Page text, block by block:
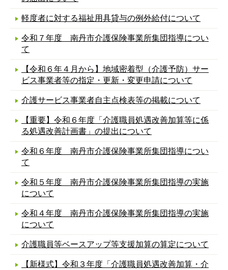
軽度者に対する福祉用具貸与の例外給付について
令和７年度 南丹市介護保険事業所集団指導につい
て
【令和６年４月から】地域密着型（介護予防）サー
ビス事業者等の指定・更新・変更申請について
介護サービス事業者自主点検表等の掲載について
【重要】令和６年度「介護職員処遇改善加算等に係
る処遇改善計画書」の提出について
令和６年度 南丹市介護保険事業所集団指導につい
て
令和５年度 南丹市介護保険事業所集団指導の実施
について
令和４年度 南丹市介護保険事業所集団指導の実施
について
介護職員等ベースアップ等支援加算の算定について
【新様式】令和３年度「介護職員処遇改善加算・介